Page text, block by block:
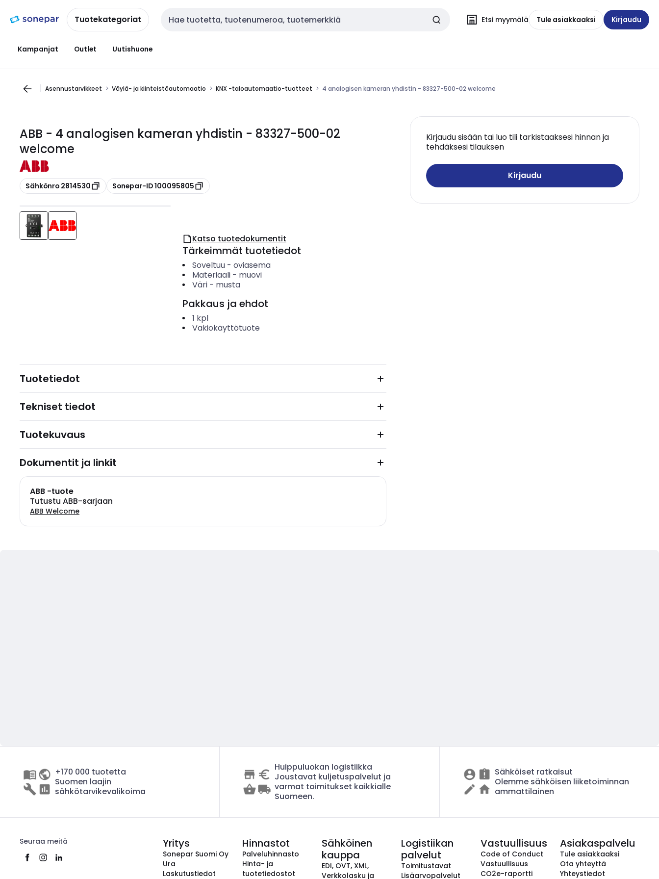
navigointiinsisältöönTuotekategoriat Haku Etsi myymälä Tule asiakkaaksi Kirjaudu
Kampanjat Outlet Uutishuone
Asennustarvikkeet Väylä- ja kiinteistöautomaatio KNX -taloautomaatio-tuotteet 4 analogisen kameran yhdistin - 83327-500-02 welcome
ABB - 4 analogisen kameran yhdistin - 83327-500-02
welcome
Kopioi
Sähkönro 2814530 Kopioi
Sonepar-ID 100095805
Kirjaudu sisään tai luo tili tarkistaaksesi hinnan ja
tehdäksesi tilauksen
Kirjaudu
Katso tuotedokumentit
Tärkeimmät tuotetiedot
Soveltuu- oviasema
Materiaali- muovi
Väri- musta
Pakkaus ja ehdot
1 kpl
Vakiokäyttötuote
Tuotetiedot
Tekniset tiedot
Tuotekuvaus
Dokumentit ja linkit
ABB -tuote
Tutustu ABB-sarjaan
ABB Welcome
+170 000 tuotetta
Suomen laajin
sähkötarvikevalikoima
Huippuluokan logistiikka
Joustavat kuljetuspalvelut ja
varmat toimitukset kaikkialle
Suomeen.
Sähköiset ratkaisut
Olemme sähköisen liiketoiminnan
ammattilainen
Seuraa meitä Yritys
Sonepar Suomi Oy
Ura
Laskutustiedot
Hinnastot
Palveluhinnasto
Hinta- ja
tuotetiedostot
Sähköinen
kauppa
EDI, OVT, XML,
Verkkolasku ja
Logistiikan
palvelut
Toimitustavat
Lisäarvopalvelut
Vastuullisuus
Code of Conduct
Vastuullisuus
CO2e-raportti
Asiakaspalvelu
Tule asiakkaaksi
Ota yhteyttä
Yhteystiedot